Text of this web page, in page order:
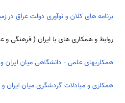
برنامه های کلان و نوآوری دولت عراق در
روابط و همکاری های با ایران ( فرهنگی
همکاریهای علمی - دانشگاهی میان ایران
همکاری و مبادلات گردشگری میان ایران و